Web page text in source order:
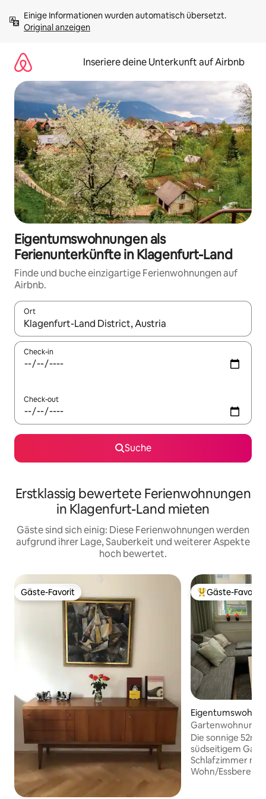
Inhalten
springenOriginal anzeigen
Inseriere deine Unterkunft auf Airbnb
Eigentumswohnungen als
Ferienunterkünfte in Klagenfurt-Land
Finde und buche einzigartige Ferienwohnungen auf
Airbnb.
Ort
Wenn Ergebnisse verfügbar sind, navigiere mit den
Check-in
Check-out
Suche
Erstklassig bewertete Ferienwohnungen
in Klagenfurt-Land mieten
Gäste sind sich einig: Diese Ferienwohnungen werden
aufgrund ihrer Lage, Sauberkeit und weiterer Aspekte
hoch bewertet.
Gäste-Favorit
Gäste-Favorit Beliebter Gäste-
Gäste-Favorit
nfurt am
Gartenwohnung
Stadt
Die sonnige
südseitigem
Schlafzimmer
Wohn/